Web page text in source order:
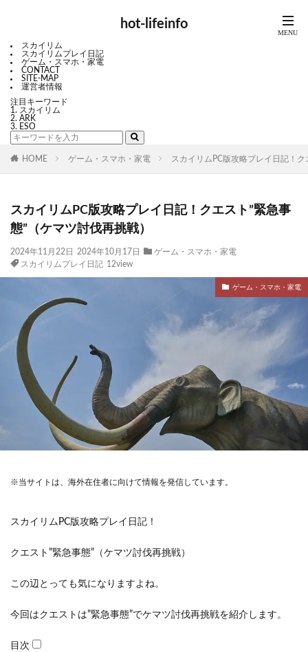
hot-lifeinfo
スカイリム
スカイリムプレイ日記
ゲーム・スマホ・家電
CONTACT
SITE-MAP
運営者情報
注目キーワード
スカイリム
ARK
ESO
HOME ゲーム・スマホ・家電 スカイリムPC版攻略プレイ日記！
スカイリムPC版攻略プレイ日記！クエスト”緊急事
態”（ケマツ討伐再挑戦）
2024年11月22日 2024年10月17日
ゲーム・スマホ・家電
スカイリムプレイ日記 12view
ゲーム・スマホ・家電
※当サイトは、海外在住者に向けて情報を発信しています。
スカイリムPC版攻略プレイ日記！
クエスト”緊急事態”（ケマツ討伐再挑戦）
この辺とっても気になりますよね。
今回はクエストは”緊急事態”でケマツ討伐再挑戦を紹介します。
目次